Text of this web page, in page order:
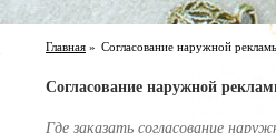
Главная » Согласование наружной
Согласование наружной
Где заказать согласование